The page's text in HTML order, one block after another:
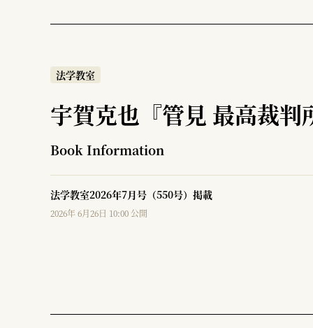
法学教室
宇賀克也『管見 最高裁判
Book Information
法学教室2026年7月号（550号）掲載
2026年 6月26日 10:00 公開